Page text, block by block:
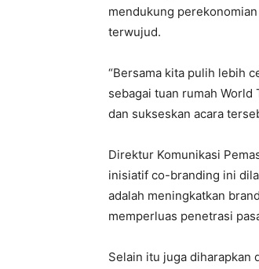
mendukung
terwujud.
“Bersama kita pulih lebih
sebagai tuan rumah
dan sukseskan acara
Direktur Komunikasi
inisiatif co-branding ini
adalah meningkatkan
memperluas penetrasi
Selain itu juga diharapkan